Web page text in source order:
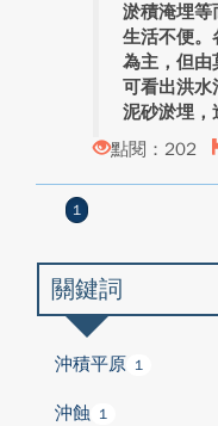
淤積淹埋等
生活不便。
為主，但由
可看出洪水
泥砂淤埋，
點閱：202
1
關鍵詞
沖積平原 1
沖蝕 1